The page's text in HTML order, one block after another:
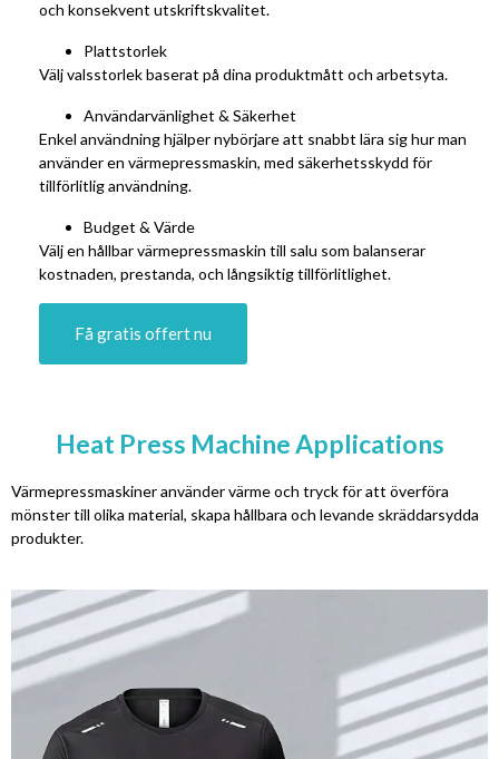
och konsekvent utskriftskvalitet.
Plattstorlek
Välj valsstorlek baserat på dina produktmått och arbetsyta.
Användarvänlighet & Säkerhet
Enkel användning hjälper nybörjare att snabbt lära sig hur man
använder en värmepressmaskin, med säkerhetsskydd för
tillförlitlig användning.
Budget & Värde
Välj en hållbar värmepressmaskin till salu som balanserar
kostnaden, prestanda, och långsiktig tillförlitlighet.
Få gratis offert nu
Heat Press Machine Applications
Värmepressmaskiner använder värme och tryck för att överföra
mönster till olika material, skapa hållbara och levande skräddarsydda
produkter.